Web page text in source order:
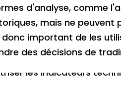
d'analyse, comme
mais ne
important de les
des décisions de